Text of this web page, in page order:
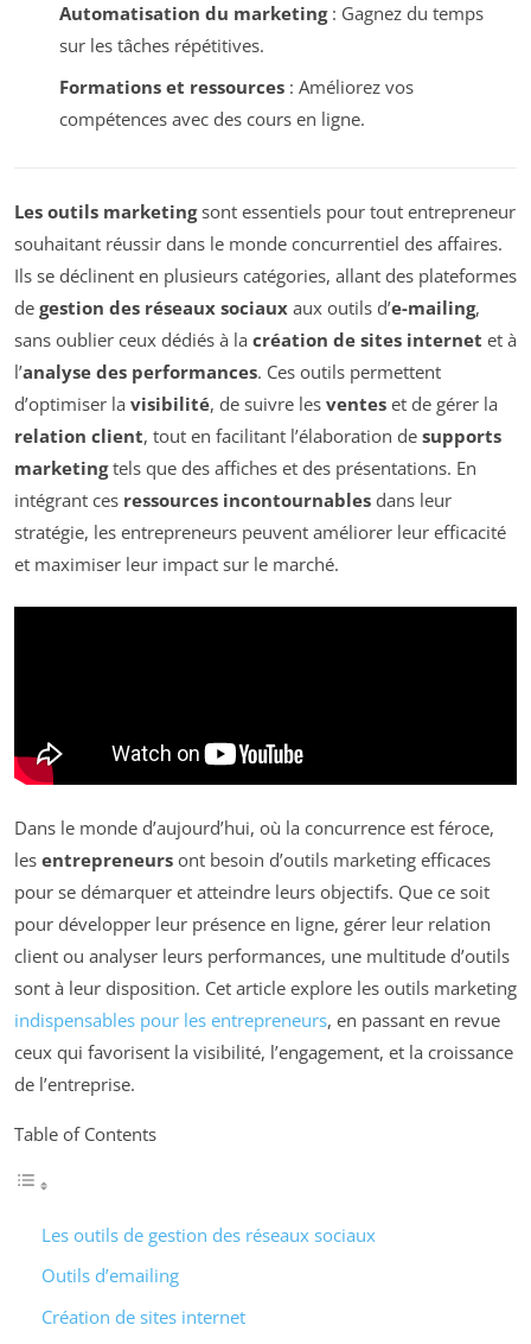
Automatisation du marketing: Gagnez du temps
sur les tâches répétitives.
Formations et ressources: Améliorez vos
compétences avec des cours en ligne.
Les outils marketingsont essentiels pour tout entrepreneur
souhaitant réussir dans le monde concurrentiel des affaires.
Ils se déclinent en plusieurs catégories, allant des plateformes
de gestion des réseaux sociaux aux outils d’e-mailing,
sans oublier ceux dédiés à la création de sites internet et à
l’analyse des performances. Ces outils permettent
d’optimiser la visibilité, de suivre les ventes et de gérer la
relation client, tout en facilitant l’élaboration de supports
marketingtels que des affiches et des présentations. En
intégrant ces ressources incontournables dans leur
stratégie, les entrepreneurs peuvent améliorer leur efficacité
et maximiser leur impact sur le marché.
Dans le monde d’aujourd’hui, où la concurrence est féroce,
les entrepreneurs ont besoin d’outils marketing efficaces
pour se démarquer et atteindre leurs objectifs. Que ce soit
pour développer leur présence en ligne, gérer leur relation
client ou analyser leurs performances, une multitude d’outils
sont à leur disposition. Cet article explore les outils marketing
indispensables pour les entrepreneurs, en passant en revue
ceux qui favorisent la visibilité, l’engagement, et la croissance
de l’entreprise.
Table of Contents
Les outils de gestion des réseaux sociaux
Outils d’emailing
Création de sites internet